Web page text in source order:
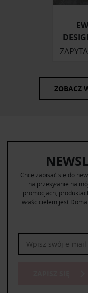
ZOBACZ
Chcę zapisać się do
na przesyłanie na
promocjach,
właścicielem jest